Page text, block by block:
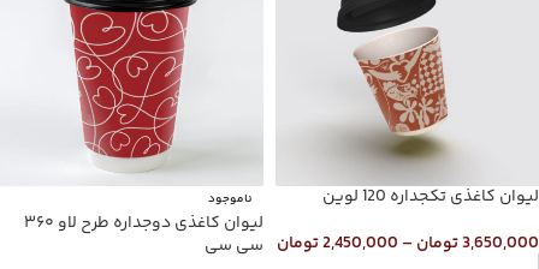
لیوان کاغذی تکجداره 120 لوین
3,650,000تومان –
2,450,000تومان
ناموجود
لیوان کاغذی دوجداره طرح لاو ۳۶۰
سی سی